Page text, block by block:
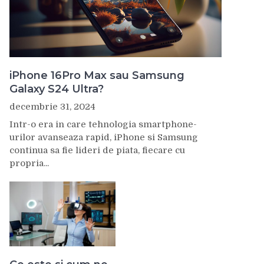
iPhone 16Pro Max sau Samsung
Galaxy S24 Ultra?
decembrie 31, 2024
Intr-o era in care tehnologia smartphone-
urilor avanseaza rapid, iPhone si Samsung
continua sa fie lideri de piata, fiecare cu
propria...